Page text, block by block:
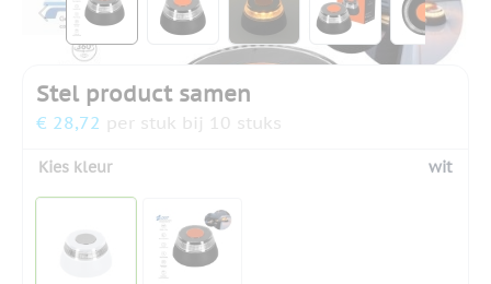
Stel product samen
€ 28,72 per stuk bij 10 stuks
Kies kleur wit